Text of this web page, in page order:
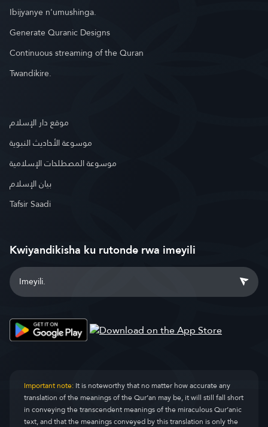
Ibijyanye n'umushinga.
Generate Quranic Designs
Continuous streaming of the Quran
Twandikire.
موقع دار الإسلام
موسوعة الأحاديث النبوية
موسوعة المصطلحات الإسلامية
بيان الإسلام
Tafsir Saadi
Kwiyandikisha ku rutonde rwa imeyili
Important note:It is noteworthy that no matter how accurate any
translation of the meanings of the Qur’an may be, it will still fall short
in conveying the transcendent meanings of the miraculous Qur’anic
text, and that the meanings conveyed by this translation is only the